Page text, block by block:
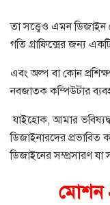
তা সত্ত্বেও এমন ডিজাইন
গতি গ্রাফিক্সের জন্য
এবং অল্প বা কোন
নবজাতক কম্পিউটার
যাইহোক, আমার
ডিজাইনারদের প্রভাবিত
ডিজাইনের সম্প্রসারণ যা
মোশন